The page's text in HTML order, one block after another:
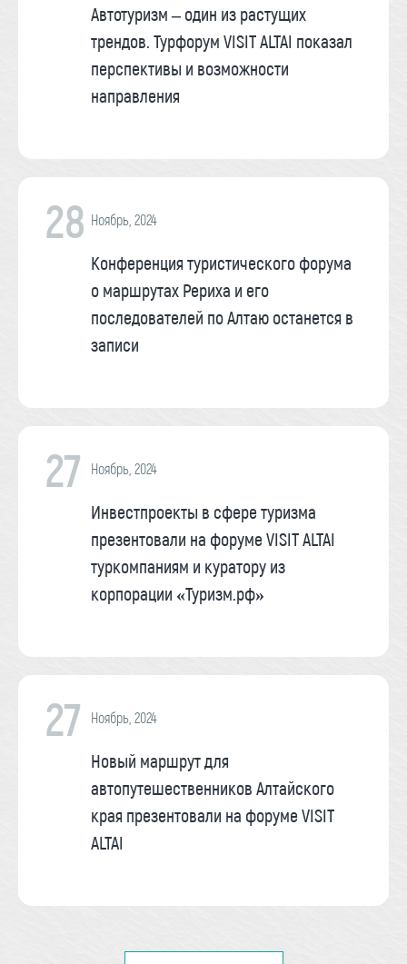
Автотуризм – один из растущих
трендов. Турфорум VISIT ALTAI показал
перспективы и возможности
направления
28 Ноябрь, 2024
Конференция туристического форума
о маршрутах Рериха и его
последователей по Алтаю останется в
записи
27 Ноябрь, 2024
Инвестпроекты в сфере туризма
презентовали на форуме VISIT ALTAI
туркомпаниям и куратору из
корпорации «Туризм.рф»
27 Ноябрь, 2024
Новый маршрут для
автопутешественников Алтайского
края презентовали на форуме VISIT
ALTAI